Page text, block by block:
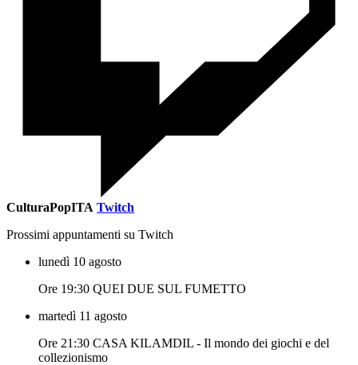
CulturaPopITA Twitch
Prossimi appuntamenti su Twitch
lunedì 10 agosto
Ore 19:30 QUEI DUE SUL FUMETTO
martedì 11 agosto
Ore 21:30 CASA KILAMDIL - Il mondo dei giochi e del
collezionismo